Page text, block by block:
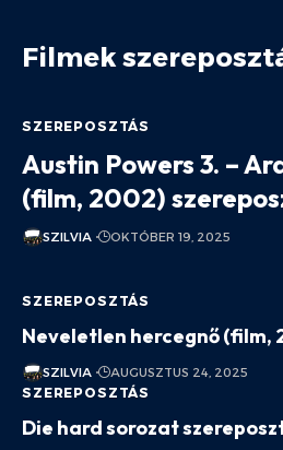
Filmek
SZEREPOSZTÁS
Austin Powers 3. –
(film, 2002)
SZILVIA OKTÓBER 19, 2025
SZEREPOSZTÁS
Neveletlen hercegnő (film,
SZILVIA AUGUSZTUS 24, 2025
SZEREPOSZTÁS
Die hard sorozat